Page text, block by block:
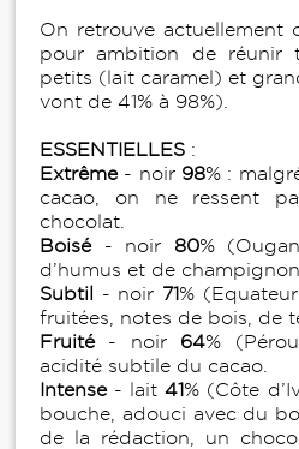
On retrouve actuellement
pour ambition de réunir
petits (lait caramel) et
vont de 41% à 98%).
ESSENTIELLES :
Extrême- noir 98% :
cacao, on ne ressent
chocolat.
Boisé- noir 80%
d’humus et de
Subtil
- noir 71%
fruitées, notes de bois, de
Fruité- noir 64%
acidité subtile du cacao.
Intense- lait41% (Côte
bouche, adouci avec du
de la rédaction, un